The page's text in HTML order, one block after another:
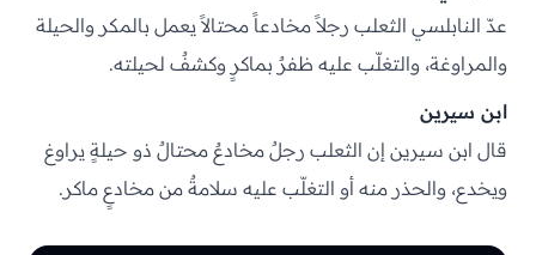
عدّ النابلسي الثعلب رجلاً مخادعاً محتالاً يعمل بالمكر والحيلة
والمراوغة، والتغلّب عليه ظفرٌ بماكرٍ وكشفٌ لحيلته.
ابن سيرين
قال ابن سيرين إن الثعلب رجلٌ مخادعٌ محتالٌ ذو حيلةٍ يراوغ
ويخدع، والحذر منه أو التغلّب عليه سلامةٌ من مخادعٍ ماكر.